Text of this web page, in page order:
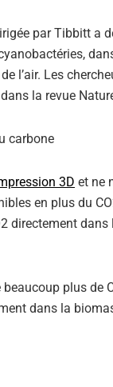
par Tibbitt a
de l’air. Les
la revue
carbone
3D et ne
en plus du
directement
plus de
dans la